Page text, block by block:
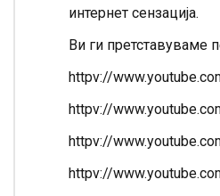
интернет сензација.
Ви ги претставуваме
httpv://
httpv://
httpv://
httpv://